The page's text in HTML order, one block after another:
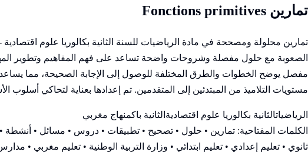
تمارين Fonctions primitives
تمارين محلولة ومصححة في مادة الرياضيات للسنة الثانية بكالوريا علوم
الصعوبة مع حلول مفصلة وشروحات واضحة تساعد على فهم المفاهيم وتطوير
مفصل يوضح الخطوات والطرق المختلفة للوصول إلى الإجابة الصحيحة، مما يساعد
مستويات التلاميذ من المبتدئين إلى المتقدمين. تم إعدادها بعناية لتحاكي أسلوب
الرياضياتالثانية بكالوريا علوم اقتصادية الثانية باكمنهاج مغربي
الكلمات المفتاحية: تمارين • حلول • تصحيح • تطبيقات • دروس • مسائل • أنشطة •
ثانوي • تعليم إعدادي • تعليم ابتدائي • وزارة التربية الوطنية • تعليم مغربي • مدارس